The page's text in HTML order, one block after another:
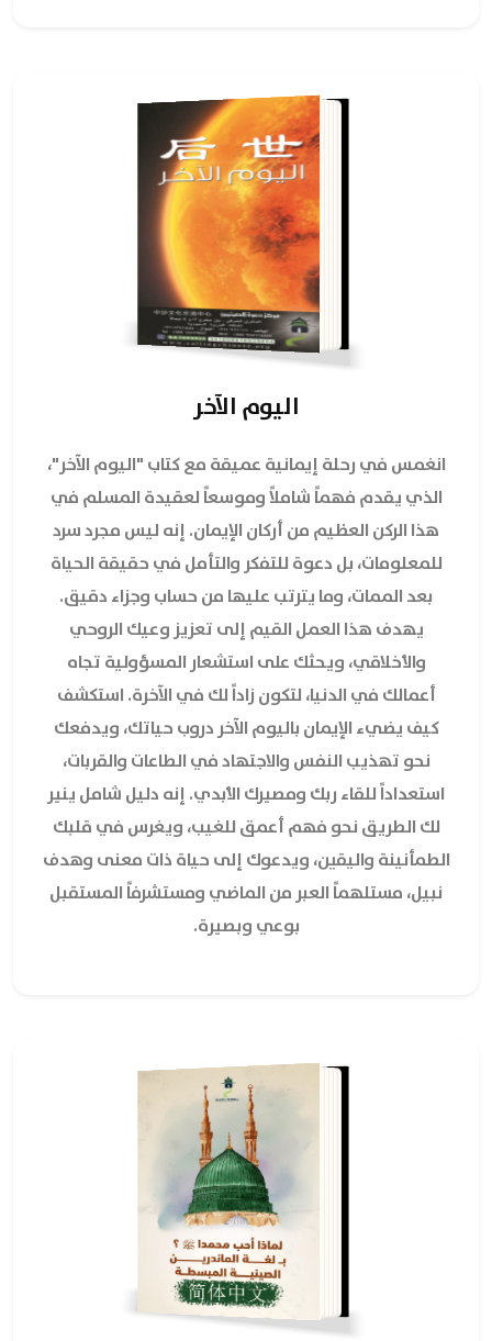
اليوم الآخر
انغمس في رحلة إيمانية عميقة مع كتاب "اليوم الآخر"،
الذي يقدم فهماً شاملاً وموسعاً لعقيدة المسلم في
هذا الركن العظيم من أركان الإيمان. إنه ليس مجرد سرد
للمعلومات، بل دعوة للتفكر والتأمل في حقيقة الحياة
بعد الممات، وما يترتب عليها من حساب وجزاء دقيق.
يهدف هذا العمل القيم إلى تعزيز وعيك الروحي
والأخلاقي، ويحثك على استشعار المسؤولية تجاه
أعمالك في الدنيا، لتكون زاداً لك في الآخرة. استكشف
كيف يضيء الإيمان باليوم الآخر دروب حياتك، ويدفعك
نحو تهذيب النفس والاجتهاد في الطاعات والقربات،
استعداداً للقاء ربك ومصيرك الأبدي. إنه دليل شامل ينير
لك الطريق نحو فهم أعمق للغيب، ويغرس في قلبك
الطمأنينة واليقين، ويدعوك إلى حياة ذات معنى وهدف
نبيل، مستلهماً العبر من الماضي ومستشرفاً المستقبل
بوعي وبصيرة.